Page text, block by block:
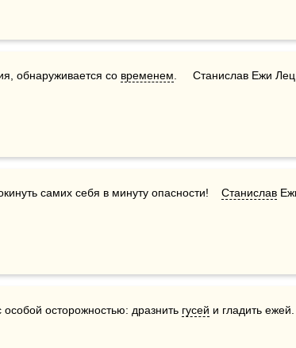
обнаруживается со временем .     Станислав Ежи Лец
самих себя в минуту опасности! Станислав
особой осторожностью: дразнить гусей и гладить ежей.